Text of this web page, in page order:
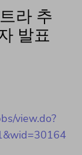
라 추
발표
view.do?